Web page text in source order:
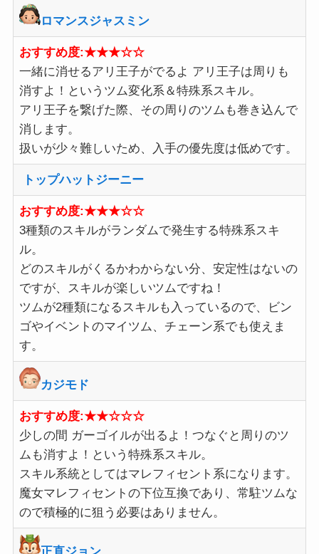
ロマンスジャスミン
おすすめ度:★★★☆☆
一緒に消せるアリ王子がでるよ アリ王子は周りも
消すよ！というツム変化系＆特殊系スキル。
アリ王子を繋げた際、その周りのツムも巻き込んで
消します。
扱いが少々難しいため、入手の優先度は低めです。
トップハットジーニー
おすすめ度:★★★☆☆
3種類のスキルがランダムで発生する特殊系スキ
ル。
どのスキルがくるかわからない分、安定性はないの
ですが、スキルが楽しいツムですね！
ツムが2種類になるスキルも入っているので、ビン
ゴやイベントのマイツム、チェーン系でも使えま
す。
カジモド
おすすめ度:★★☆☆☆
少しの間 ガーゴイルが出るよ！つなぐと周りのツ
ムも消すよ！という特殊系スキル。
スキル系統としてはマレフィセント系になります。
魔女マレフィセントの下位互換であり、常駐ツムな
ので積極的に狙う必要はありません。